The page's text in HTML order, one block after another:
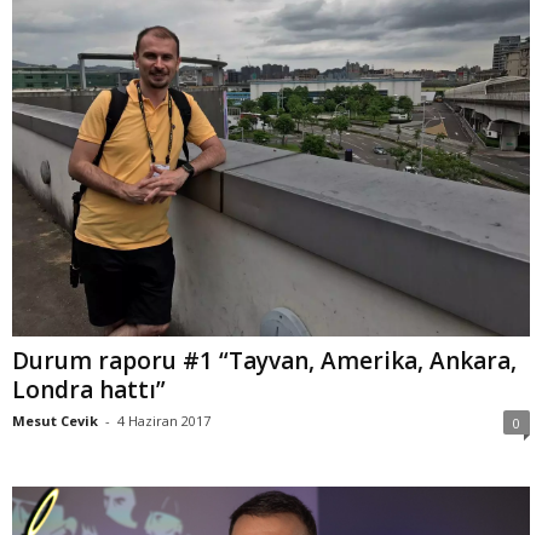
Durum raporu #1 “Tayvan, Amerika, Ankara,
Londra hattı”
Mesut Cevik - 4 Haziran 2017 0